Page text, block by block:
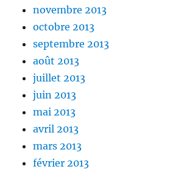
novembre 2013
octobre 2013
septembre 2013
août 2013
juillet 2013
juin 2013
mai 2013
avril 2013
mars 2013
février 2013